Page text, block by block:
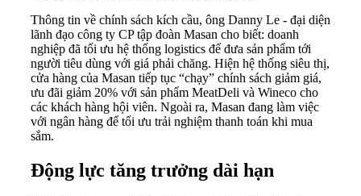
Thông tin về chính sách kích cầu, ông Danny Le - đại diện
lãnh đạo công ty CP tập đoàn Masan cho biết: doanh
nghiệp đã tối ưu hệ thống logistics để đưa sản phẩm tới
người tiêu dùng với giá phải chăng. Hiện hệ thống siêu thị,
cửa hàng của Masan tiếp tục “chạy” chính sách giảm giá,
ưu đãi giảm 20% với sản phẩm MeatDeli và Wineco cho
các khách hàng hội viên. Ngoài ra, Masan đang làm việc
với ngân hàng để tối ưu trải nghiệm thanh toán khi mua
sắm.
Động lực tăng trưởng dài hạn